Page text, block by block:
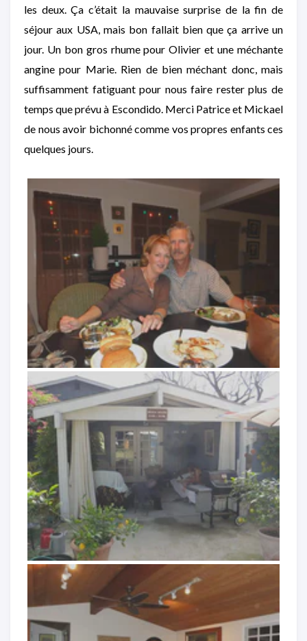
les deux. Ça c’était la mauvaise surprise de la fin de
séjour aux USA, mais bon fallait bien que ça arrive un
jour. Un bon gros rhume pour Olivier et une méchante
angine pour Marie. Rien de bien méchant donc, mais
suffisamment fatiguant pour nous faire rester plus de
temps que prévu à Escondido. Merci Patrice et Mickael
de nous avoir bichonné comme vos propres enfants ces
quelques jours.